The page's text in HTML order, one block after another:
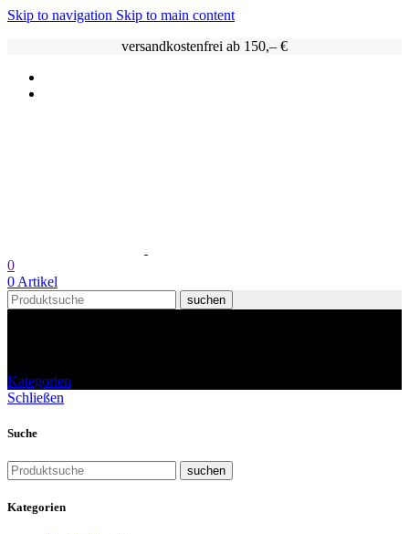
Skip to navigation Skip to main content
versandkostenfrei ab 150,– €
0
0 Artikel
suchen
Kategorien
Schließen
Suche
suchen
Kategorien